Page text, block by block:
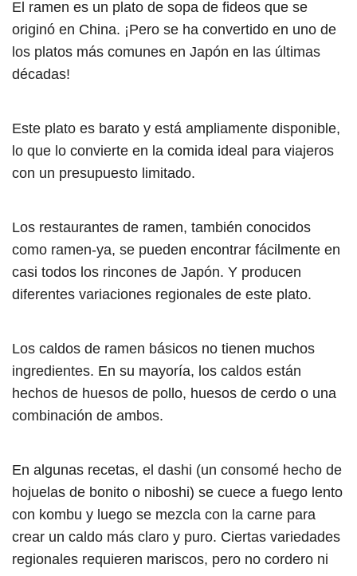
El ramen es un plato de sopa de fideos que se
originó en China. ¡Pero se ha convertido en uno de
los platos más comunes en Japón en las últimas
décadas!
Este plato es barato y está ampliamente disponible,
lo que lo convierte en la comida ideal para viajeros
con un presupuesto limitado.
Los restaurantes de ramen, también conocidos
como ramen-ya, se pueden encontrar fácilmente en
casi todos los rincones de Japón. Y producen
diferentes variaciones regionales de este plato.
Los caldos de ramen básicos no tienen muchos
ingredientes. En su mayoría, los caldos están
hechos de huesos de pollo, huesos de cerdo o una
combinación de ambos.
En algunas recetas, el dashi (un consomé hecho de
hojuelas de bonito o niboshi) se cuece a fuego lento
con kombu y luego se mezcla con la carne para
crear un caldo más claro y puro. Ciertas variedades
regionales requieren mariscos, pero no cordero ni